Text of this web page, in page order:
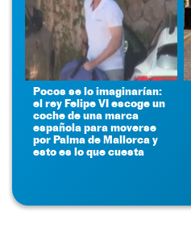
Pocos se lo imaginarían:
el rey Felipe VI escoge un
coche de una marca
española para moverse
por Palma de Mallorca y
esto es lo que cuesta